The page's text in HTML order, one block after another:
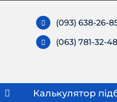
(093) 638-26-
(063) 781-32-48
Калькулятор